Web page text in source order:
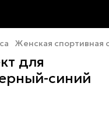
Женская спортивная
для
синий